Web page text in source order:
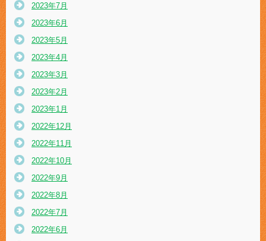
2023年7月
2023年6月
2023年5月
2023年4月
2023年3月
2023年2月
2023年1月
2022年12月
2022年11月
2022年10月
2022年9月
2022年8月
2022年7月
2022年6月